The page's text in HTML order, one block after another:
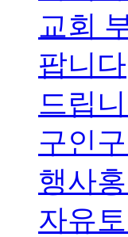
교회
팝니다
드립
구인
행사
자유